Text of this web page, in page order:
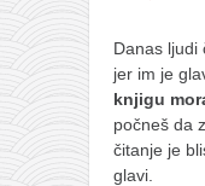
Danas ljudi
jer im je
knjigu
počneš da
čitanje je
glavi.